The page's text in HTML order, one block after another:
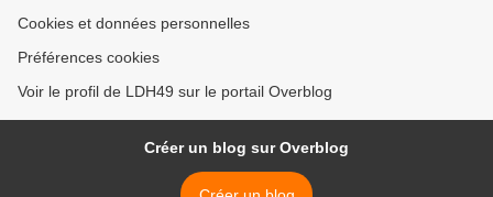
Cookies et données personnelles
Préférences cookies
Voir le profil de LDH49 sur le portail Overblog
Créer un blog sur Overblog